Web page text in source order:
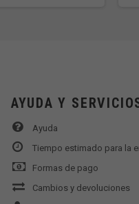
AYUDA Y
Ayuda
Tiempo estimado para la
Formas de pago
Cambios y devoluciones